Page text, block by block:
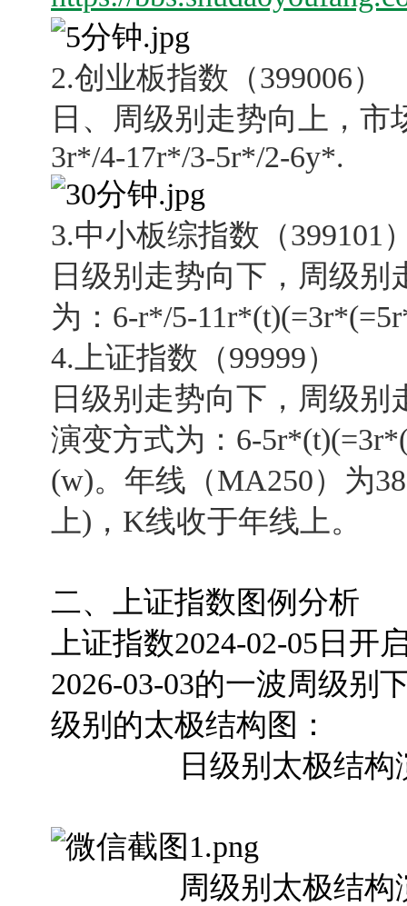
2.创业板指数（399006）
日、周级别走势向上，
3r*/4-17r*/3-5r*/2-6y*.
3.中小板综指数（399101
日级别走势向下，周级
为：6-r*/5-
4. 上证指数（99999）
日级别走势向下，周级
演变方式为：6-
(w)。年线（MA250）为
上)，K线收于年线上。
二、上证指数图例分析
上证指数2024-02-05日
2026-03-03的一波周级别
级别的太极结构图：
日级别太极结构
周级别太极结构